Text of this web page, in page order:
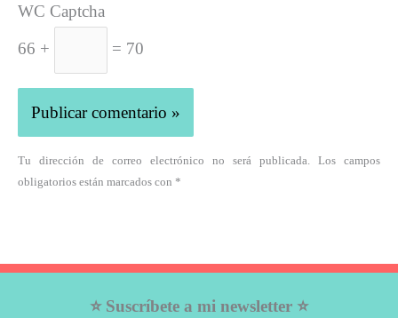
WC Captcha
66 +
= 70
Tu dirección de correo electrónico no será publicada. Los campos
obligatorios están marcados con *
⭐ Suscríbete a mi newsletter ⭐